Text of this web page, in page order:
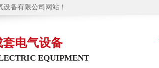
备有限公司网站！
电气设备
EQUIPMENT